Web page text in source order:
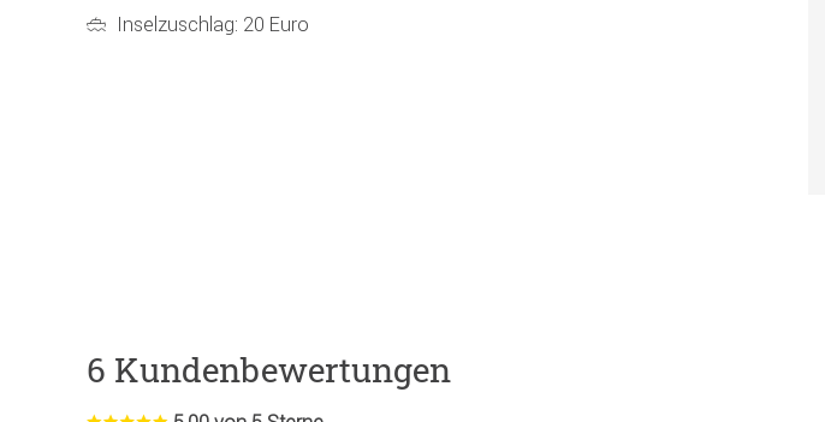
Inselzuschlag: 20 Euro
6 Kundenbewertungen